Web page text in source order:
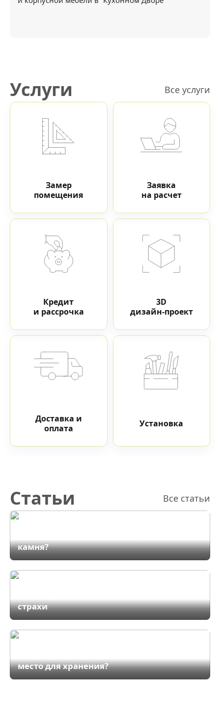
Услуги Все услуги
Замер
помещения
Заявка
на расчет
Кредит
и рассрочка
3D
дизайн-проект
Доставка и
оплата
Установка
Статьи Все статьи
камня?
страхи
место для хранения?